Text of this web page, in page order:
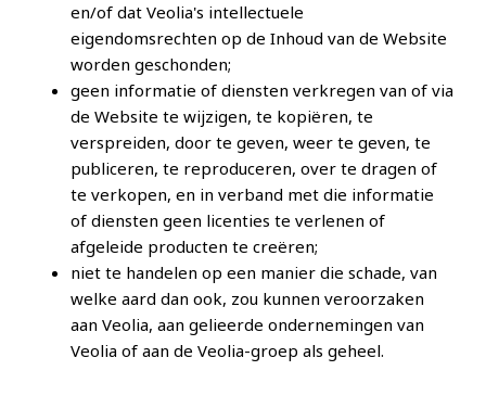
en/of dat Veolia's intellectuele
eigendomsrechten op de Inhoud van de Website
worden geschonden;
geen informatie of diensten verkregen van of via
de Website te wijzigen, te kopiëren, te
verspreiden, door te geven, weer te geven, te
publiceren, te reproduceren, over te dragen of
te verkopen, en in verband met die informatie
of diensten geen licenties te verlenen of
afgeleide producten te creëren;
niet te handelen op een manier die schade, van
welke aard dan ook, zou kunnen veroorzaken
aan Veolia, aan gelieerde ondernemingen van
Veolia of aan de Veolia-groep als geheel.